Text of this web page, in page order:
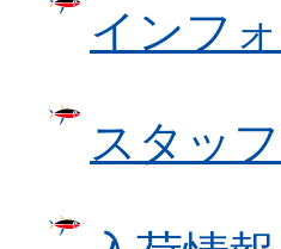
インフ
スタッ